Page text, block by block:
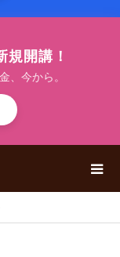
規開講！
、今から。